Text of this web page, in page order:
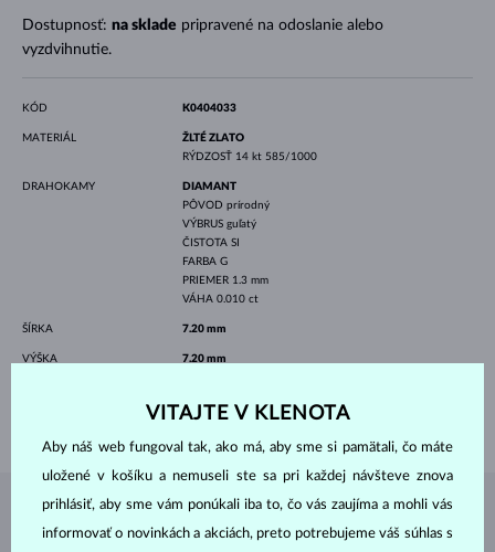
Dostupnosť: na sklade pripravené na odoslanie alebo
vyzdvihnutie.
KÓD K0404033
MATERIÁL
ŽLTÉ ZLATO
RÝDZOSŤ 14 kt 585/1000
DRAHOKAMY
DIAMANT
PÔVOD prírodný
VÝBRUS guľatý
ČISTOTA SI
FARBA G
PRIEMER 1.3 mm
VÁHA 0.010 ct
ŠÍRKA 7.20 mm
VÝŠKA 7.20 mm
1.45 g
VITAJTE V KLENOTA
Aby náš web fungoval tak, ako má, aby sme si pamätali, čo máte
uložené v košíku a nemuseli ste sa pri každej návšteve znova
prihlásiť, aby sme vám ponúkali iba to, čo vás zaujíma a mohli vás
informovať o novinkách a akciách, preto potrebujeme váš súhlas s